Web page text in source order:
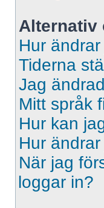
Alternativ
Hur
Tiderna
Jag
Mitt språk
Hur kan
Hur
När jag
loggar in?